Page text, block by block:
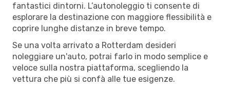
fantastici dintorni. L’autonoleggio ti consente di
esplorare la destinazione con maggiore flessibilità e
coprire lunghe distanze in breve tempo.
Se una volta arrivato a Rotterdam desideri
noleggiare un'auto, potrai farlo in modo semplice e
veloce sulla nostra piattaforma, scegliendo la
vettura che più si confà alle tue esigenze.